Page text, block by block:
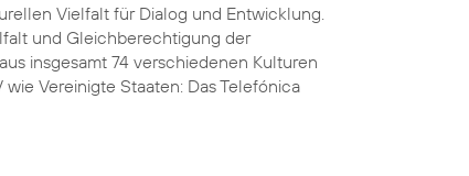
Vielfalt für Dialog und Entwicklung.
und Gleichberechtigung der
insgesamt 74 verschiedenen Kulturen
Vereinigte Staaten: Das Telefónica